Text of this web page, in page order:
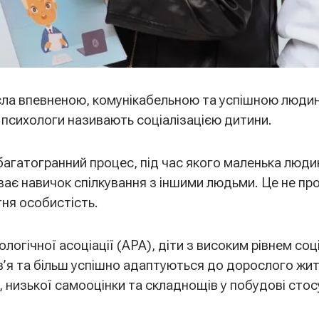
впевненою, комунікабельною та успішною
називають соціалізацією дитини.
процес, під час якого маленька
навичок спілкування з іншими людьми. Це не
особистість.
асоціації (APA), діти з високим рівнем
та більш успішно адаптуються до дорослого
самооцінки та складнощів у побудові